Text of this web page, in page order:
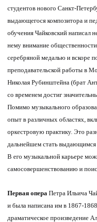
студентов нового Санкт-
выдающегося композитора и
обучения Чайковский написал
нему внимание
серебряной медалью и вскоре
преподавательской работы в
Николая Рубинштейна (брат
со временем достиг
Помимо музыкального
опыт в различных областях,
оркестровую практику. Это
дальнейшем стать
В его музыкальной карьере
самосовершенствованию и
Первая опера Петра Ильича
и была написана им в 1867-
драматическое произведение